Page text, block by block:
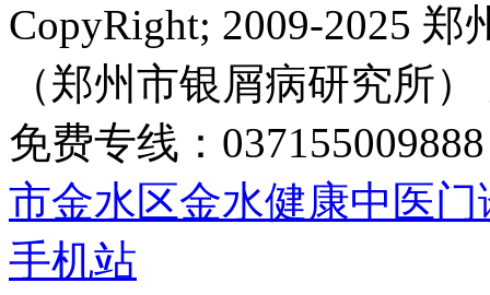
CopyRight; 2009-2025
（郑州市银屑病研究所
免费专线：
市金水区金水健康中医
手机站